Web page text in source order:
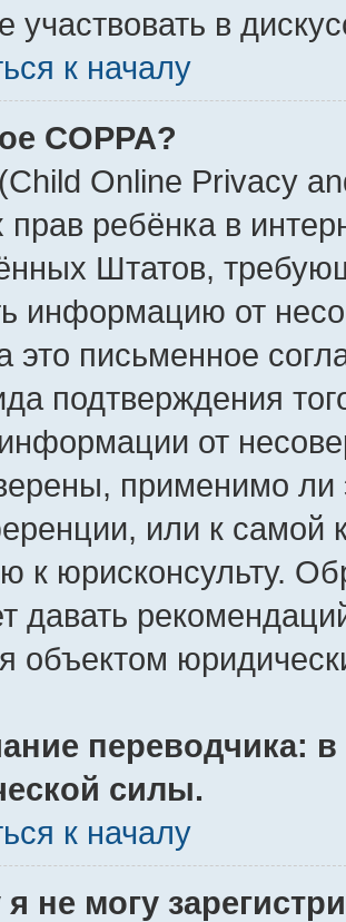
участвовать в
к началу
COPPA?
Online Privacy
прав ребёнка в
Штатов,
информацию от
это письменное
подтверждения
от
применимо ли
или к самой
к юрисконсульту.
давать
объектом
переводчика:
силы.
к началу
не могу